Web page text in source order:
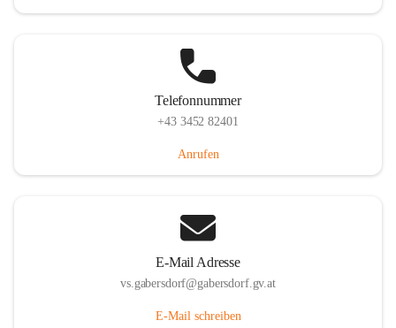
Telefonnummer
+43 3452 82401
Anrufen
E-Mail Adresse
vs.gabersdorf@gabersdorf.gv.at
E-Mail schreiben